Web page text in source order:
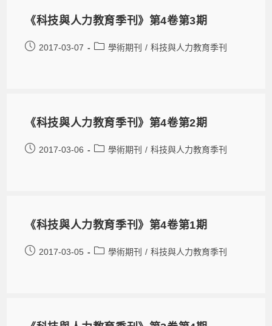
《科技與人力教育季刊》第4卷第3期
2017-03-07 學術期刊 / 科技與人力教育季刊
《科技與人力教育季刊》第4卷第2期
2017-03-06 學術期刊 / 科技與人力教育季刊
《科技與人力教育季刊》第4卷第1期
2017-03-05 學術期刊 / 科技與人力教育季刊